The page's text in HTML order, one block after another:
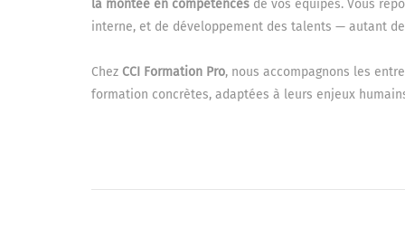
la montée en compétencesde vos équipes. Vous
interne, et de développement des talents — autant
Chez CCI Formation Pro, nous accompagnons les
formation concrètes, adaptées à leurs enjeux